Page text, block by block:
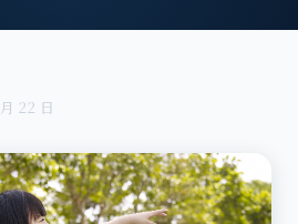
22 日